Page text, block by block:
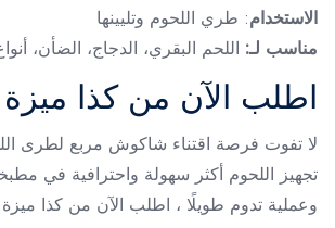
الاستخدام: طري اللحوم وتليينها
مناسب لـ: اللحم البقري، الدجاج، الضأن،
اطلب الآن من كذا ميزة
لا تفوت فرصة اقتناء شاكوش مربع لطرى
تجهيز اللحوم أكثر سهولة واحترافية في
وعملية تدوم طويلًا ، اطلب الآن من كذا ميزة